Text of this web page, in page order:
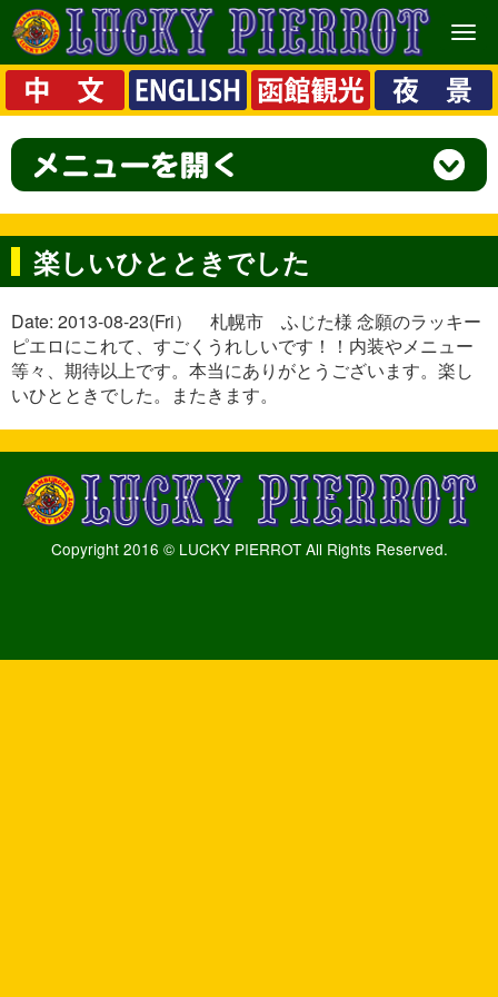
メ
ニ
ュ
ー
楽しいひとときでした
Date: 2013-08-23(Fri） 札幌市 ふじた様 念願のラッキー
ピエロにこれて、すごくうれしいです！！内装やメニュー
等々、期待以上です。本当にありがとうございます。楽し
いひとときでした。またきます。
Copyright 2016 © LUCKY PIERROT All Rights Reserved.